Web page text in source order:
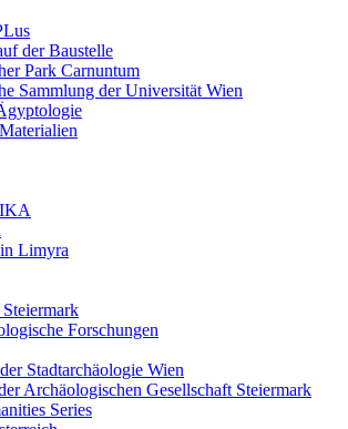
der Baustelle
Park Carnuntum
Sammlung der Universität Wien
Limyra
Forschungen
Stadtarchäologie Wien
Archäologischen Gesellschaft Steiermark
Series